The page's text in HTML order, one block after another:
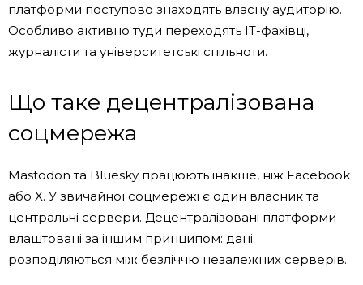
платформи поступово знаходять власну аудиторію.
Особливо активно туди переходять IT-фахівці,
журналісти та університетські спільноти.
Що таке децентралізована
соцмережа
Mastodon та Bluesky працюють інакше, ніж Facebook
або X. У звичайної соцмережі є один власник та
центральні сервери. Децентралізовані платформи
влаштовані за іншим принципом: дані
розподіляються між безліччю незалежних серверів.